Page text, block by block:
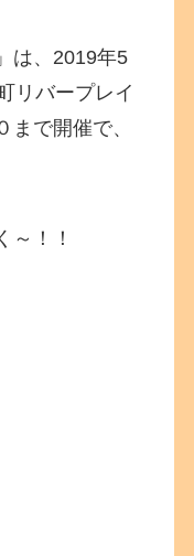
」は、2019年5
リバープレイ
で開催で、
～！！